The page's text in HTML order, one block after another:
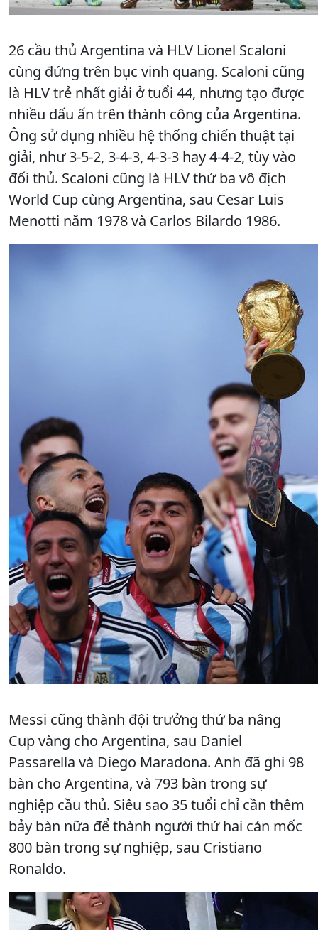
26 cầu thủ Argentina và HLV Lionel Scaloni
cùng đứng trên bục vinh quang. Scaloni cũng
là HLV trẻ nhất giải ở tuổi 44, nhưng tạo được
nhiều dấu ấn trên thành công của Argentina.
Ông sử dụng nhiều hệ thống chiến thuật tại
giải, như 3-5-2, 3-4-3, 4-3-3 hay 4-4-2, tùy vào
đối thủ. Scaloni cũng là HLV thứ ba vô địch
World Cup cùng Argentina, sau Cesar Luis
Menotti năm 1978 và Carlos Bilardo 1986.
Messi cũng thành đội trưởng thứ ba nâng
Cup vàng cho Argentina, sau Daniel
Passarella và Diego Maradona. Anh đã ghi 98
bàn cho Argentina, và 793 bàn trong sự
nghiệp cầu thủ. Siêu sao 35 tuổi chỉ cần thêm
bảy bàn nữa để thành người thứ hai cán mốc
800 bàn trong sự nghiệp, sau Cristiano
Ronaldo.